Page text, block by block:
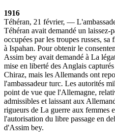
1916
Téhéran, 21 février, —
Téhéran avait demandé un laissez-
occupées par les troupes russes,
à Ispahan. Pour obtenir le
Assim bey avait demandé à La
mise en liberté des Anglais
Chiraz, mais les Allemands ont
l'ambassadeur turc. Les autorités
point de vue que l'Allemagne,
admissibles et laissant aux
rigueurs de La guerre aux femmes
l'autorisation du libre passage en
d'Assim bey.